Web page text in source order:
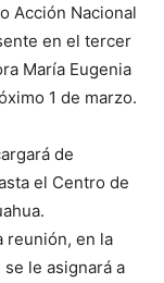
Acción Nacional
en el tercer
María Eugenia
1 de marzo.
de
el Centro de
reunión, en la
le asignará a